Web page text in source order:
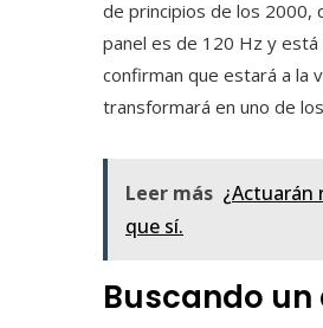
de principios de los 2000,
panel es de 120 Hz y
confirman que estará a la
transformará en uno de
Leer más ¿Actuarán
que sí.
Buscando un